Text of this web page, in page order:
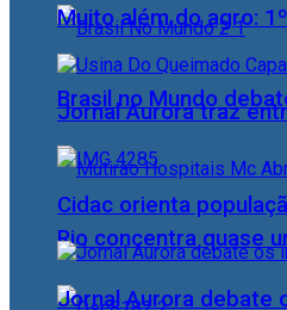
Brasil no Mundo
Rio concentra quase
Muito além do agro:
Jornal Aurora traz
Cidac orienta
Jornal Aurora debate